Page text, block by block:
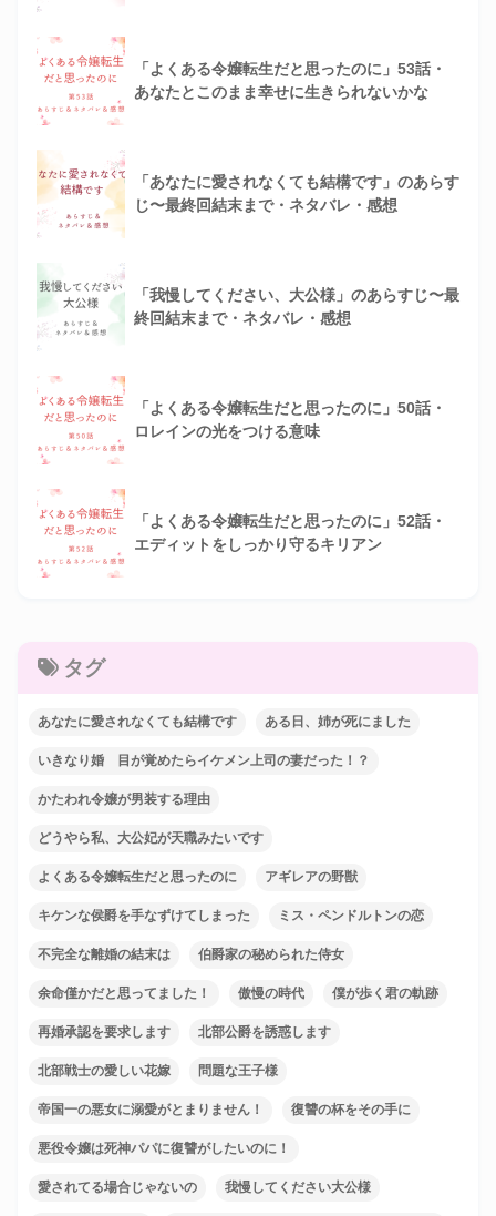
「よくある令嬢転生だと思ったのに」53話・
あなたとこのまま幸せに生きられないかな
「あなたに愛されなくても結構です」のあらす
じ〜最終回結末まで・ネタバレ・感想
「我慢してください、大公様」のあらすじ〜最
終回結末まで・ネタバレ・感想
「よくある令嬢転生だと思ったのに」50話・
ロレインの光をつける意味
「よくある令嬢転生だと思ったのに」52話・
エディットをしっかり守るキリアン
タグ
あなたに愛されなくても結構です ある日、姉が死にました
いきなり婚 目が覚めたらイケメン上司の妻だった！？
かたわれ令嬢が男装する理由
どうやら私、大公妃が天職みたいです
よくある令嬢転生だと思ったのに アギレアの野獣
キケンな侯爵を手なずけてしまった ミス・ペンドルトンの恋
不完全な離婚の結末は 伯爵家の秘められた侍女
余命僅かだと思ってました！ 傲慢の時代 僕が歩く君の軌跡
再婚承認を要求します 北部公爵を誘惑します
北部戦士の愛しい花嫁 問題な王子様
帝国一の悪女に溺愛がとまりません！ 復讐の杯をその手に
悪役令嬢は死神パパに復讐がしたいのに！
愛されてる場合じゃないの 我慢してください大公様